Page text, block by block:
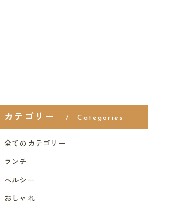
カテゴリー Categories
全てのカテゴリー
ランチ
ヘルシー
おしゃれ